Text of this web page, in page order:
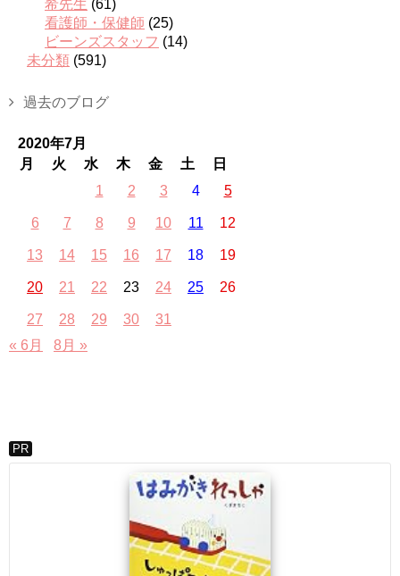
希先生 (61)
看護師・保健師 (25)
ビーンズスタッフ (14)
未分類 (591)
過去のブログ
2020年7月
月
火 水 木 金 土
日
1
2 3 4 5
6 7 8 9 10 11 12
13 14 15 16 17 18 19
20 21 22 23 24 25 26
27 28 29 30
31
« 6月
8月 »
PR